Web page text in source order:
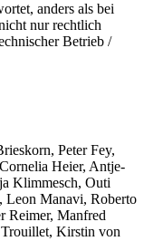
anders als bei
nur rechtlich
Betrieb /
Peter Fey,
Heier, Antje-
Klimmesch, Outi
Leon Manavi, Roberto
Reimer, Manfred
Kirstin von